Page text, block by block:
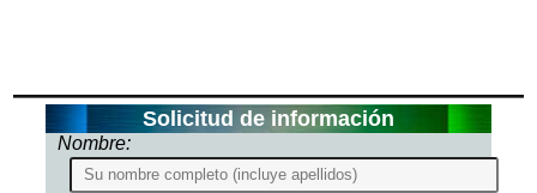
Solicitud de información
Nombre: